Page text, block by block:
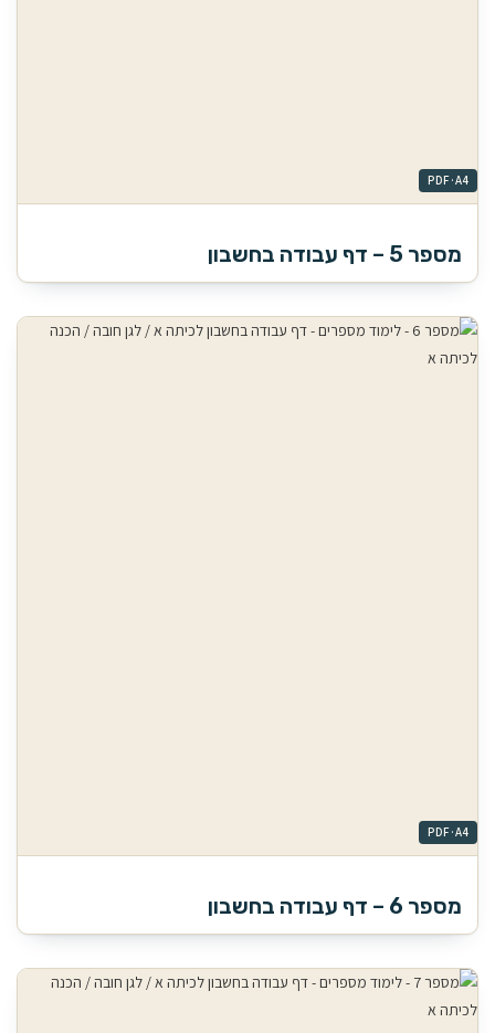
מספר 5 – דף עבודה בחשבון
מספר 6 – דף עבודה בחשבון